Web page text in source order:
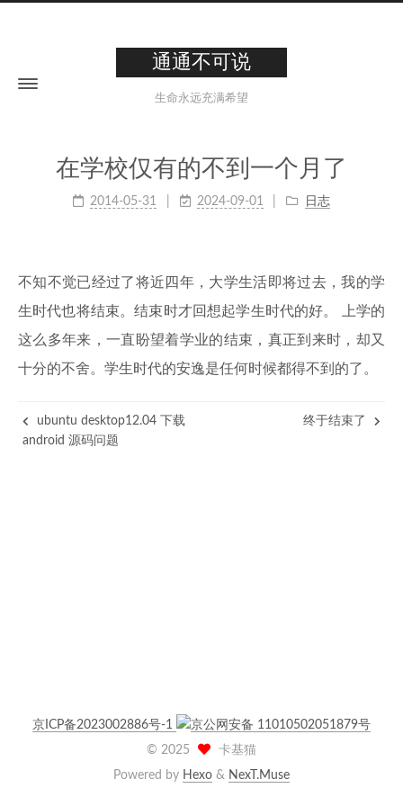
通通不可说
生命永远充满希望
在学校仅有的不到一个月了
2014-05-31 2024-09-01 日志
不知不觉已经过了将近四年，大学生活即将过去，我的学
生时代也将结束。结束时才回想起学生时代的好。 上学的
这么多年来，一直盼望着学业的结束，真正到来时，却又
十分的不舍。学生时代的安逸是任何时候都得不到的了。
ubuntu desktop12.04 下载
android 源码问题
终于结束了
京ICP备2023002886号-1
京公网安备 11010502051879号
© 2025
卡基猫
Powered by Hexo & NexT.Muse